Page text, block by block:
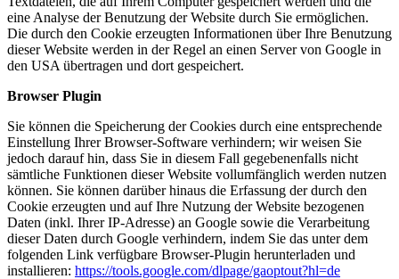
eine Analyse der Benutzung der Website durch Sie ermöglichen.
Die durch den Cookie erzeugten Informationen über Ihre Benutzung
dieser Website werden in der Regel an einen Server von Google in
den USA übertragen und dort gespeichert.
Browser Plugin
Sie können die Speicherung der Cookies durch eine entsprechende
Einstellung Ihrer Browser-Software verhindern; wir weisen Sie
jedoch darauf hin, dass Sie in diesem Fall gegebenenfalls nicht
sämtliche Funktionen dieser Website vollumfänglich werden nutzen
können. Sie können darüber hinaus die Erfassung der durch den
Cookie erzeugten und auf Ihre Nutzung der Website bezogenen
Daten (inkl. Ihrer IP-Adresse) an Google sowie die Verarbeitung
dieser Daten durch Google verhindern, indem Sie das unter dem
folgenden Link verfügbare Browser-Plugin herunterladen und
installieren: https://tools.google.com/dlpage/gaoptout?hl=de